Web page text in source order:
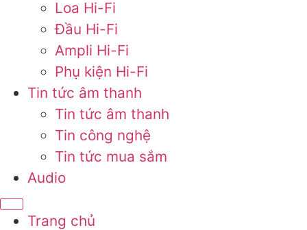
Loa Hi-Fi
Đầu Hi-Fi
Ampli Hi-Fi
Phụ kiện Hi-Fi
Tin tức âm thanh
Tin tức âm thanh
Tin công nghệ
Tin tức mua sắm
Audio
Trang chủ